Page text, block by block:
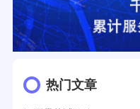
热门文章